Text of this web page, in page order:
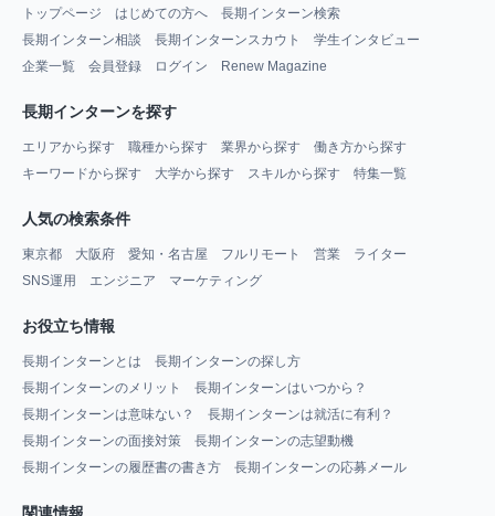
トップページ はじめての方へ
長期インターン検索
長期インターン相談
長期インターンスカウト
学生インタビュー
企業一覧
会員登録 ログイン Renew Magazine
長期インターンを探す
エリアから探す 職種から探す 業界から探す
働き方から探す
キーワードから探す
大学から探す スキルから探す 特集一覧
人気の検索条件
東京都 大阪府 愛知・名古屋 フルリモート 営業
ライター
SNS運用
エンジニア マーケティング
お役立ち情報
長期インターンとは
長期インターンの探し方
長期インターンのメリット
長期インターンはいつから？
長期インターンは意味ない？
長期インターンは就活に有利？
長期インターンの面接対策
長期インターンの志望動機
長期インターンの履歴書の書き方
長期インターンの応募メール
関連情報